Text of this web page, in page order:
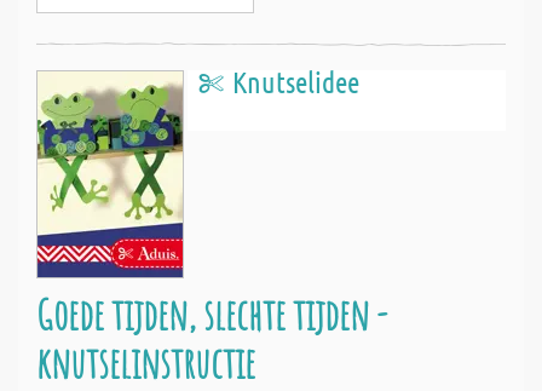
Knutselidee
Goede tijden, slechte tijden -
knutselinstructie